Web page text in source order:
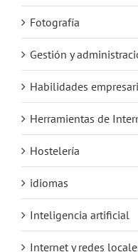
Fotografía
Gestión y
Habilidades
Herramientas de
Hostelería
idiomas
Inteligencia artificial
Internet y redes